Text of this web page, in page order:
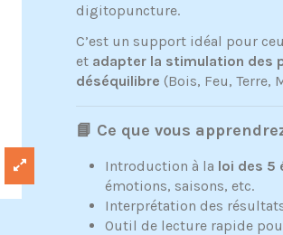
digitopuncture.
C’est un support idéal pour
et adapter la stimulation des
déséquilibre (Bois, Feu, Terre,
📘 Ce que vous
Introduction à la loi des 5
émotions, saisons, etc.
Interprétation des
Outil de lecture rapide